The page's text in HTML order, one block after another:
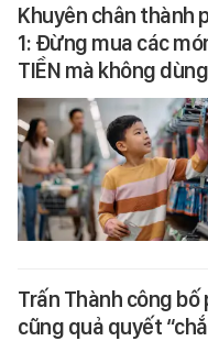
Khuyên chân thành
1: Đừng mua các
TIỀN mà không
Trấn Thành công bố
cũng quả quyết